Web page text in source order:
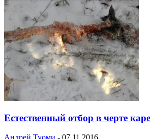
Естественный отбор в черте